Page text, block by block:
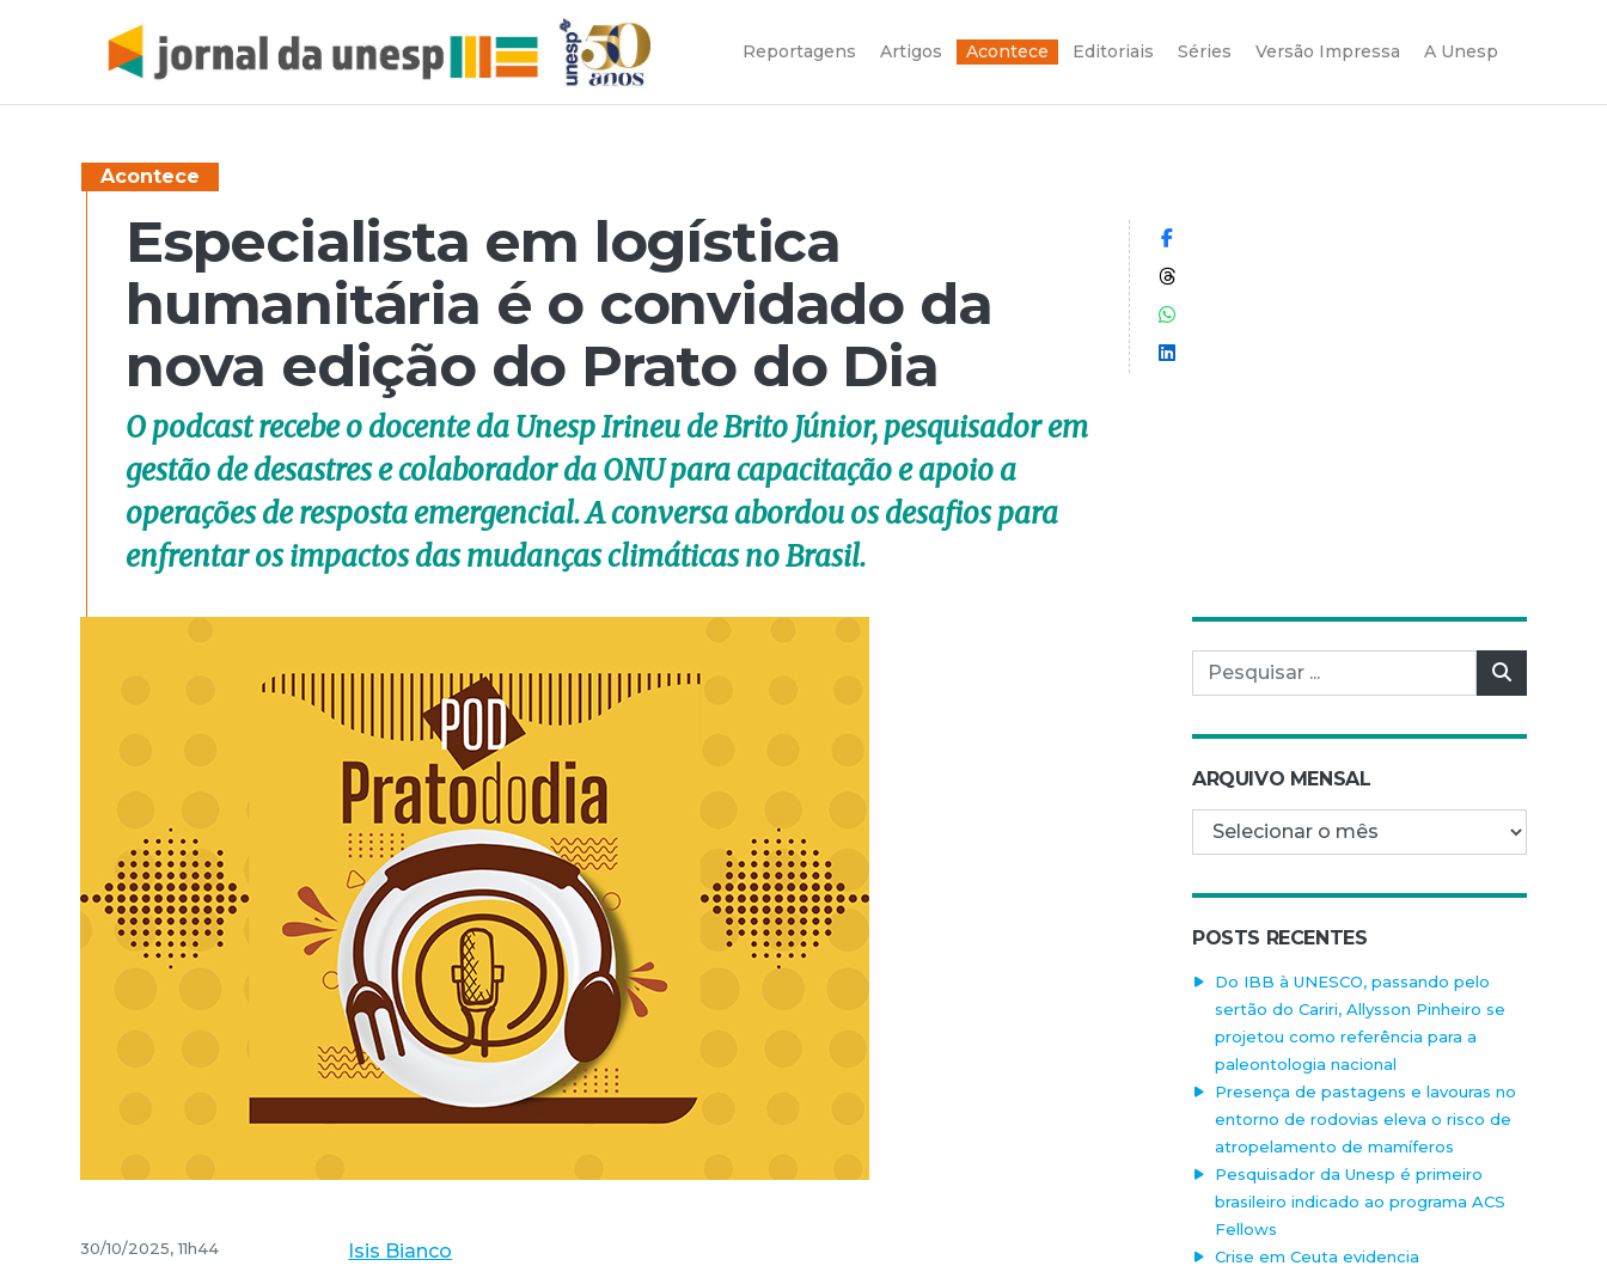
Reportagens Artigos Acontece Editoriais Séries Versão Impressa A Unesp
Acontece
Especialista em logística
humanitária é o convidado da
nova edição do Prato do Dia
O podcast recebe o docente da Unesp Irineu de Brito Júnior, pesquisador em
gestão de desastres e colaborador da ONU para capacitação e apoio a
operações de resposta emergencial. A conversa abordou os desafios para
enfrentar os impactos das mudanças climáticas no Brasil.
Compartilhar no Facebook
Compartilhar no Threads
Compartilhar no WhatsApp
Compartilhar no LinkedIn
Isis Bianco
30/10/2025, 11h44
Pesquisar por:
ARQUIVO MENSAL
Arquivo mensal
POSTS RECENTES
Do IBB à UNESCO, passando pelo
sertão do Cariri, Allysson Pinheiro se
projetou como referência para a
paleontologia nacional
Presença de pastagens e lavouras no
entorno de rodovias eleva o risco de
atropelamento de mamíferos
Pesquisador da Unesp é primeiro
brasileiro indicado ao programa ACS
Fellows
Crise em Ceuta evidencia